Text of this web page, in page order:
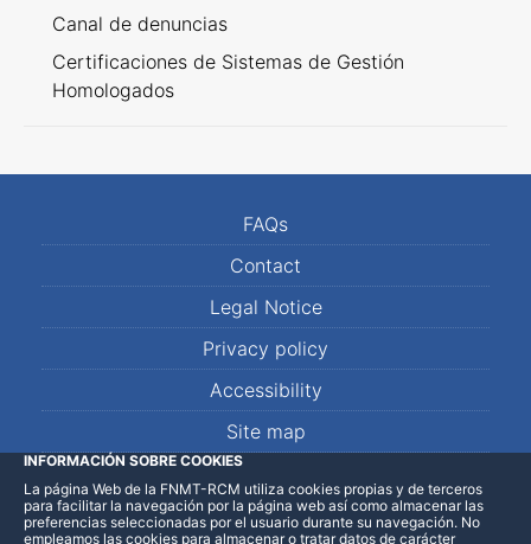
Canal de denuncias
Certificaciones de Sistemas de Gestión
Homologados
FAQs
Contact
Legal Notice
Privacy policy
Accessibility
Site map
LinkedInFacebookWhatsApp
INFORMACIÓN SOBRE COOKIES
La página Web de la FNMT-RCM utiliza cookies propias y de terceros
para facilitar la navegación por la página web así como almacenar las
preferencias seleccionadas por el usuario durante su navegación. No
empleamos las cookies para almacenar o tratar datos de carácter